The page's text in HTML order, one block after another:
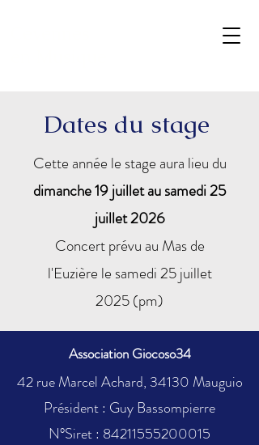
Dates du stage
Cette année le stage aura lieu du
dimanche 19 juillet au samedi 25
juillet 2026
Concert prévu au Mas de
l'Euzière le samedi 25 juillet
2025 (pm)
Association Giocoso34
42 rue Marcel Achard, 34130 Mauguio
Président : Guy Bassompierre
N°Siret : 84211555200015